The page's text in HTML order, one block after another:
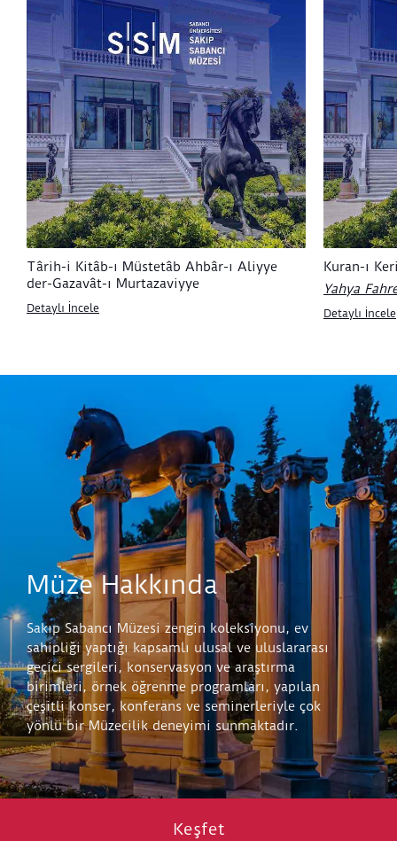
Târih-i Kitâb-ı Müstetâb Ahbâr-ı Aliyye
der-Gazavât-ı Murtazaviyye
Detaylı İncele
Kuran-ı
Yahya
Detaylı İncele
Müze Hakkında
Sakıp Sabancı Müzesi zengin koleksiyonu, ev
sahipliği yaptığı kapsamlı ulusal ve uluslararası
geçici sergileri, konservasyon ve araştırma
birimleri, örnek öğrenme programları, yapılan
çeşitli konser, konferans ve seminerleriyle çok
yönlü bir Müzecilik deneyimi sunmaktadır.
Keşfet